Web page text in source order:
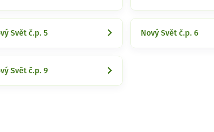
Svět č.p. 5 Nový Svět č.p. 6
Svět č.p. 9